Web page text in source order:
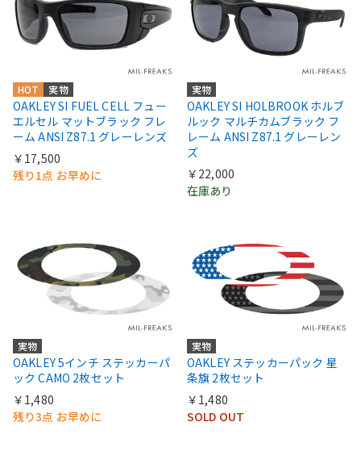
HOT 実物
OAKLEY SI FUEL CELL フュー
エルセル マットブラック フレ
ーム ANSI Z87.1 グレーレンズ
￥17,500
残り1点 お早めに
実物
OAKLEY SI HOLBROOK ホルブ
ルック マルチカムブラック フ
レーム ANSI Z87.1 グレーレン
ズ
￥22,000
在庫あり
実物
OAKLEY 5インチ ステッカーパ
ック CAMO 2枚セット
￥1,480
残り3点 お早めに
実物
OAKLEY ステッカーパック 星
条旗 2枚セット
￥1,480
SOLD OUT